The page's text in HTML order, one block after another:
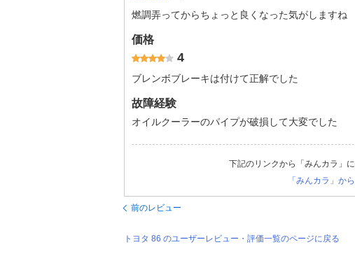
燃調弄ってからちょっと良くなった気がしますね
価格
4
ブレンボブレーキは付けて正解でした
故障経験
オイルクーラーのパイプが破損して大変でした
下記のリンクから「みんカラ」
「みんカラ」か
前のレビュー
トヨタ 86 のユーザーレビュー・評価一覧のページに戻る